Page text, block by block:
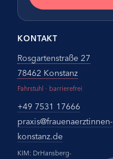
KONTAKT
Rosgartenstraße 27
78462 Konstanz
Fahrstuhl · barrierefrei
+49 7531 17666
praxis@frauenaerztinnen-
konstanz.de
KIM: DrHansberg-